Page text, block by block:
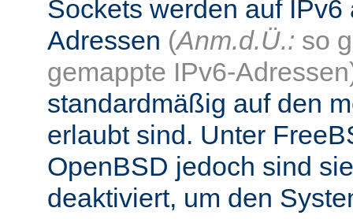
Sockets werden auf
Adressen (Anm.d.Ü.: so
gemappte IPv6-
standardmäßig auf den
erlaubt sind. Unter
OpenBSD jedoch sind
deaktiviert, um den